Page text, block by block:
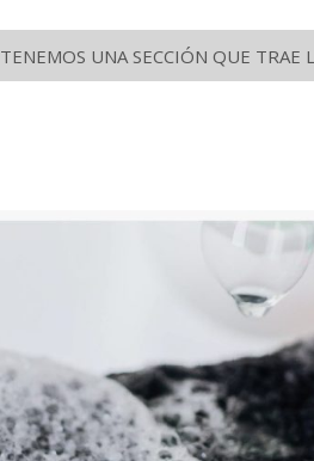
TENEMOS UNA SECCIÓN QUE TRAE